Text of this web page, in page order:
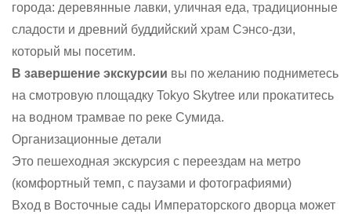
города: деревянные лавки, уличная еда, традиционные
сладости и древний буддийский храм Сэнсо-дзи,
который мы посетим.
В завершение экскурсии вы по желанию подниметесь
на смотровую площадку Tokyo Skytree или прокатитесь
на водном трамвае по реке Сумида.
Организационные детали
Это пешеходная экскурсия с переездам на метро
(комфортный темп, с паузами и фотографиями)
Вход в Восточные сады Императорского дворца может